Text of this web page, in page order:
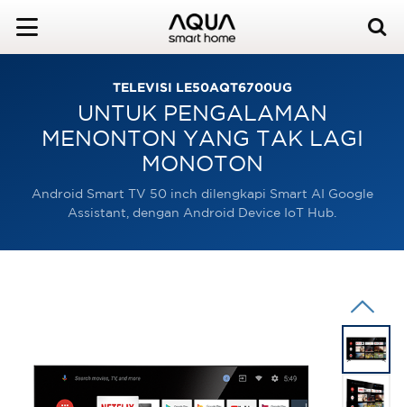
TELEVISI LE50AQT6700UG
UNTUK PENGALAMAN
MENONTON YANG TAK LAGI
MONOTON
Android Smart TV 50 inch dilengkapi Smart AI Google
Assistant, dengan Android Device IoT Hub.